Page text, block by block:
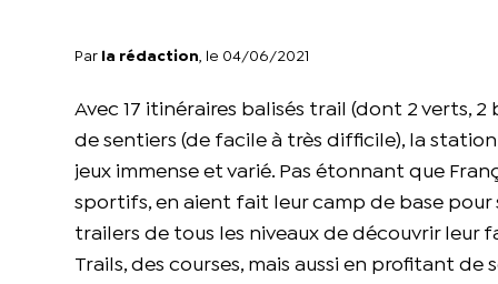
Par la rédaction , le 04/06/2021
Avec 17 itinéraires balisés trail (dont 2 verts, 2
de sentiers (de facile à très difficile), la
jeux immense et varié. Pas étonnant que
sportifs, en aient fait leur camp de base pour
trailers de tous les niveaux de découvrir leur
Trails, des courses, mais aussi en profitant de